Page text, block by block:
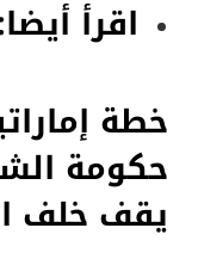
اقرأ
خطة
حكومة
يقف خلف